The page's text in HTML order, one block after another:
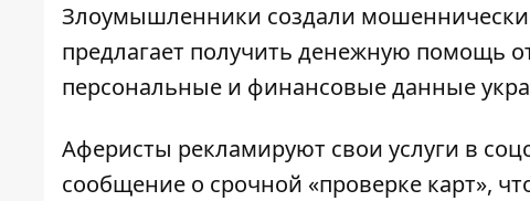
Злоумышленники создали
предлагает получить денежную помощь
персональные и финансовые данные
Аферисты рекламируют свои услуги в
сообщение о срочной «проверке карт»,